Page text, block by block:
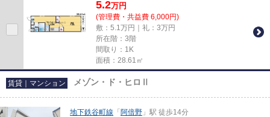
5.2万円
(管理費・共益費 6,000円)
敷：5.1万円｜礼：3万円
所在階：3階
間取り：1K
面積：28.61㎡
賃貸｜マンション メゾン・ド・ヒロⅡ
地下鉄谷町線 「 阿倍野 」駅 徒歩14分